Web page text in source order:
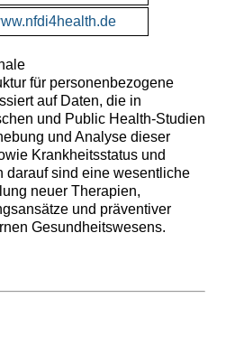
für personenbezogene
auf Daten, die in
und Public Health-Studien
und Analyse dieser
Krankheitsstatus und
darauf sind eine wesentliche
neuer Therapien,
und präventiver
Gesundheitswesens.